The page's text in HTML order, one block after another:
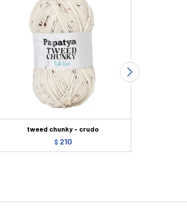
tweed chunky - crudo
$ 210